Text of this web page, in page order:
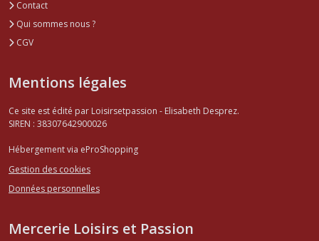
Contact
Qui sommes nous ?
CGV
Mentions légales
Ce site est édité par Loisirsetpassion - Elisabeth Desprez.
SIREN : 38307642900026
Hébergement via eProShopping
Gestion des cookies
Données personnelles
Mercerie Loisirs et Passion